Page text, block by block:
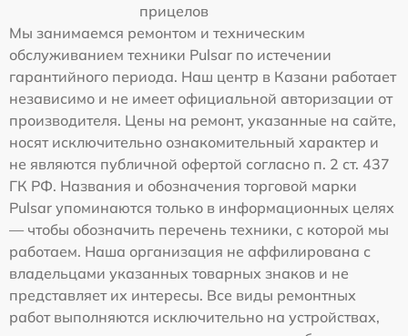
прицелов
Мы занимаемся ремонтом и техническим
обслуживанием техники Pulsar по истечении
гарантийного периода. Наш центр в Казани работает
независимо и не имеет официальной авторизации от
производителя. Цены на ремонт, указанные на сайте,
носят исключительно ознакомительный характер и
не являются публичной офертой согласно п. 2 ст. 437
ГК РФ. Названия и обозначения торговой марки
Pulsar упоминаются только в информационных целях
— чтобы обозначить перечень техники, с которой мы
работаем. Наша организация не аффилирована с
владельцами указанных товарных знаков и не
представляет их интересы. Все виды ремонтных
работ выполняются исключительно на устройствах,